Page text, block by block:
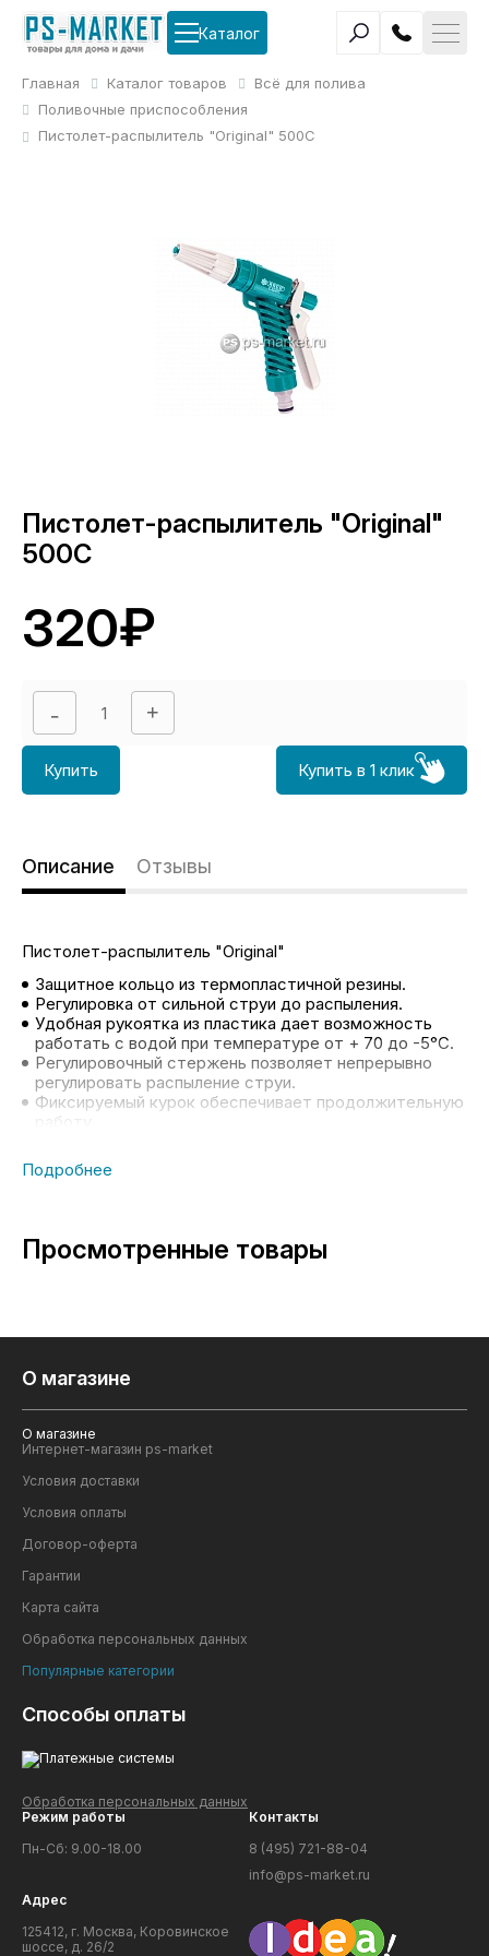
Каталог
Главная Каталог товаров
Всё для полива
Поливочные приспособления
Пистолет-распылитель "Original" 500C
Пистолет-распылитель "Original"
500C
320₽
Купить Купить в 1 клик
Описание Отзывы
Пистолет-распылитель "Original"
Защитное кольцо из термопластичной резины.
Регулировка от сильной струи до распыления.
Удобная рукоятка из пластика дает возможность
работать с водой при температуре от + 70 до -5°С.
Регулировочный стержень позволяет непрерывно
регулировать распыление струи.
Фиксируемый курок обеспечивает продолжительную
Просмотренные товары
О магазине
О магазине
Интернет-магазин ps-market
Условия доставки
Условия оплаты
Договор-оферта
Гарантии
Карта сайта
Обработка персональных данных
Популярные категории
Способы оплаты
Обработка персональных данных
Режим работы
Пн-Сб: 9.00-18.00
Контакты
8 (495) 721-88-04
info@ps-market.ru
Адрес
125412, г. Москва, Коровинское
шоссе, д. 26/2